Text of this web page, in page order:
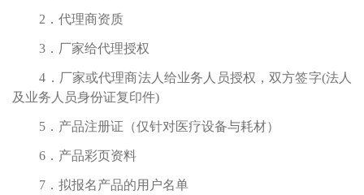
2．代理商资质
3．厂家给代理授权
4．厂家或代理商法人给业务人员授权，双方签字(法人
及业务人员身份证复印件)
5．产品注册证（仅针对医疗设备与耗材）
6．产品彩页资料
7．拟报名产品的用户名单